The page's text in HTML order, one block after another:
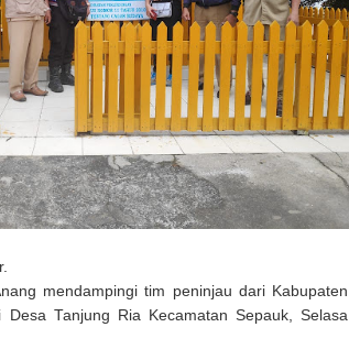
mendampingi tim peninjau dari Kabupaten
Tanjung Ria Kecamatan Sepauk, Selasa